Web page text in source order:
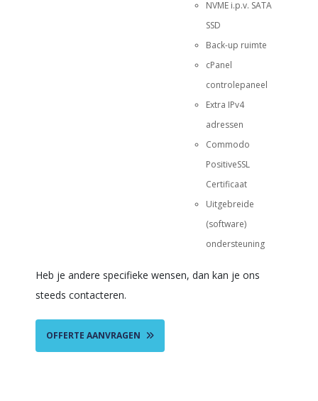
NVME i.p.v. SATA
SSD
Back-up ruimte
cPanel
controlepaneel
Extra IPv4
adressen
Commodo
PositiveSSL
Certificaat
Uitgebreide
(software)
ondersteuning
Heb je andere specifieke wensen, dan kan je ons
steeds contacteren.
OFFERTE AANVRAGEN